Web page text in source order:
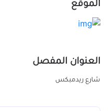
الموقع
العنوان المفصل
شارع ريدمبكس